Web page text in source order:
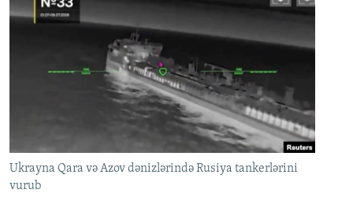
Ukrayna Qara və Azov dənizlərində Rusiya tankerlərini
vurub